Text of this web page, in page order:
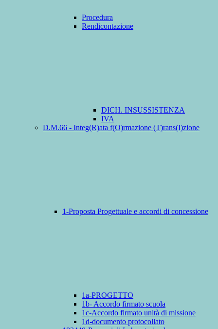
Procedura
Rendicontazione
DICH. INSUSSISTENZA
IVA
D.M.66 - Integ(R)ata f(O)rmazione (T)rans(I)zione
1-Proposta Progettuale e accordi di concessione
1a-PROGETTO
1b- Accordo firmato scuola
1c-Accordo firmato unità di missione
1d-documento protocollato